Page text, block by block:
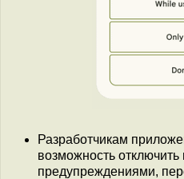
Разработчикам
возможность
предупреждениями,